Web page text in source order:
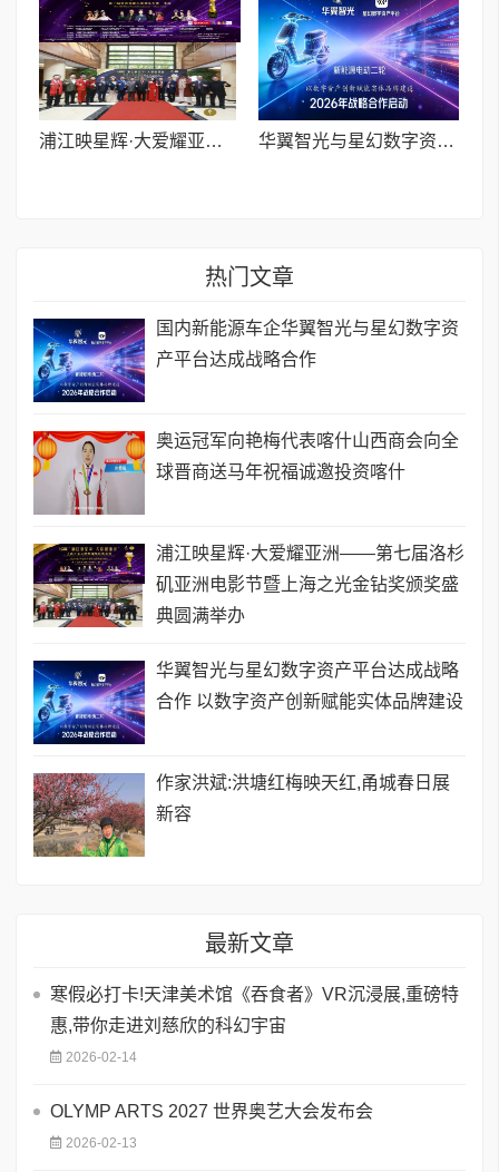
浦江映星辉·大爱耀亚洲——第七届洛杉矶亚洲电影节暨上海之光金钻奖颁奖盛典圆满举办 华翼智光与星幻数字资产平台达成战略合作 以数字资产创新赋能实体品牌建设
热门文章
国内新能源车企华翼智光与星幻数字资
产平台达成战略合作
奥运冠军向艳梅代表喀什山西商会向全
球晋商送马年祝福诚邀投资喀什
浦江映星辉·大爱耀亚洲——第七届洛杉
矶亚洲电影节暨上海之光金钻奖颁奖盛
典圆满举办
华翼智光与星幻数字资产平台达成战略
合作 以数字资产创新赋能实体品牌建设
作家洪斌:洪塘红梅映天红,甬城春日展
新容
最新文章
寒假必打卡!天津美术馆《吞食者》VR沉浸展,重磅特
惠,带你走进刘慈欣的科幻宇宙
2026-02-14
OLYMP ARTS 2027 世界奥艺大会发布会
2026-02-13